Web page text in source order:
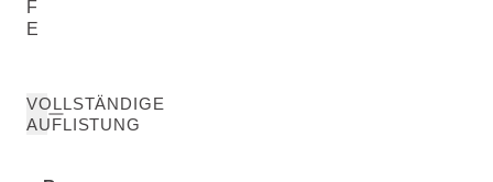
F
E
VOLLSTÄNDIGE
AUFLISTUNG